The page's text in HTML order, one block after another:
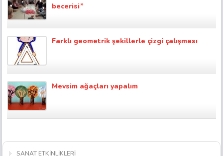
becerisi”
Farklı geometrik şekillerle çizgi çalışması
Mevsim ağaçları yapalım
SANAT ETKİNLİKLERİ